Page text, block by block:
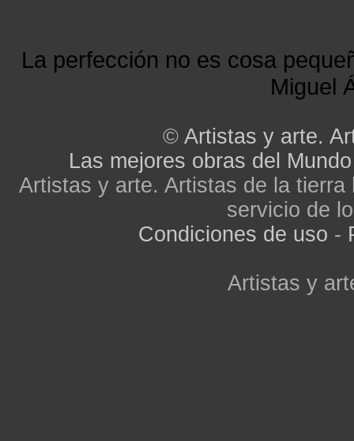
La perfección no es cosa
Miguel
© Artistas y arte.
Las mejores obras del Mundo
Artistas y arte. Artistas de la
servicio de
Condiciones de uso -
Artistas y